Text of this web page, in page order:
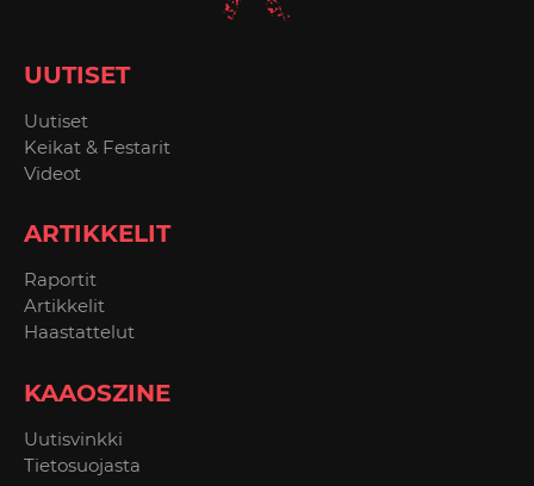
UUTISET
Uutiset
Keikat & Festarit
Videot
ARTIKKELIT
Raportit
Artikkelit
Haastattelut
KAAOSZINE
Uutisvinkki
Tietosuojasta